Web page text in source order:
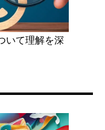
いて理解を深